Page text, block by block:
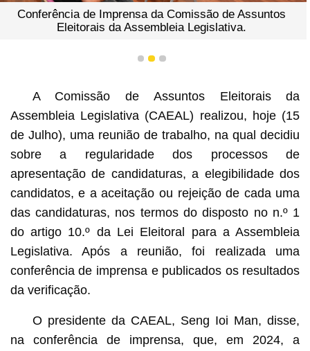
Conferência de Imprensa da Comissão de Assuntos
Eleitorais da Assembleia Legislativa.
1 2 3
A Comissão de Assuntos Eleitorais da
Assembleia Legislativa (CAEAL) realizou, hoje (15
de Julho), uma reunião de trabalho, na qual decidiu
sobre a regularidade dos processos de
apresentação de candidaturas, a elegibilidade dos
candidatos, e a aceitação ou rejeição de cada uma
das candidaturas, nos termos do disposto no n.º 1
do artigo 10.º da Lei Eleitoral para a Assembleia
Legislativa. Após a reunião, foi realizada uma
conferência de imprensa e publicados os resultados
da verificação.
O presidente da CAEAL, Seng Ioi Man, disse,
na conferência de imprensa, que, em 2024, a